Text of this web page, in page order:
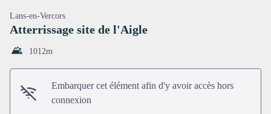
Voir l'image en plein écran
Lans-en-Vercors
Atterrissage site de l'Aigle
1012m
Embarquer cet élément afin d'y avoir accès hors
connexion